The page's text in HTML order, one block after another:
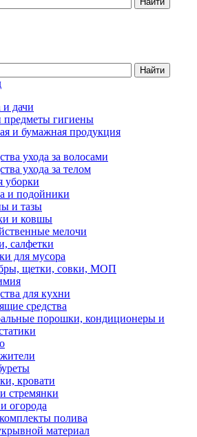
Найти
дачи
предметы гигиены
и бумажная продукция
ухода за волосами
ухода за телом
уборки
и подойники
и тазы
и ковшы
мелочи
салфетки
для мусора
щетки, совки, МОП
для кухни
средства
порошки, кондиционеры и
кровати
стремянки
огорода
полива
материал